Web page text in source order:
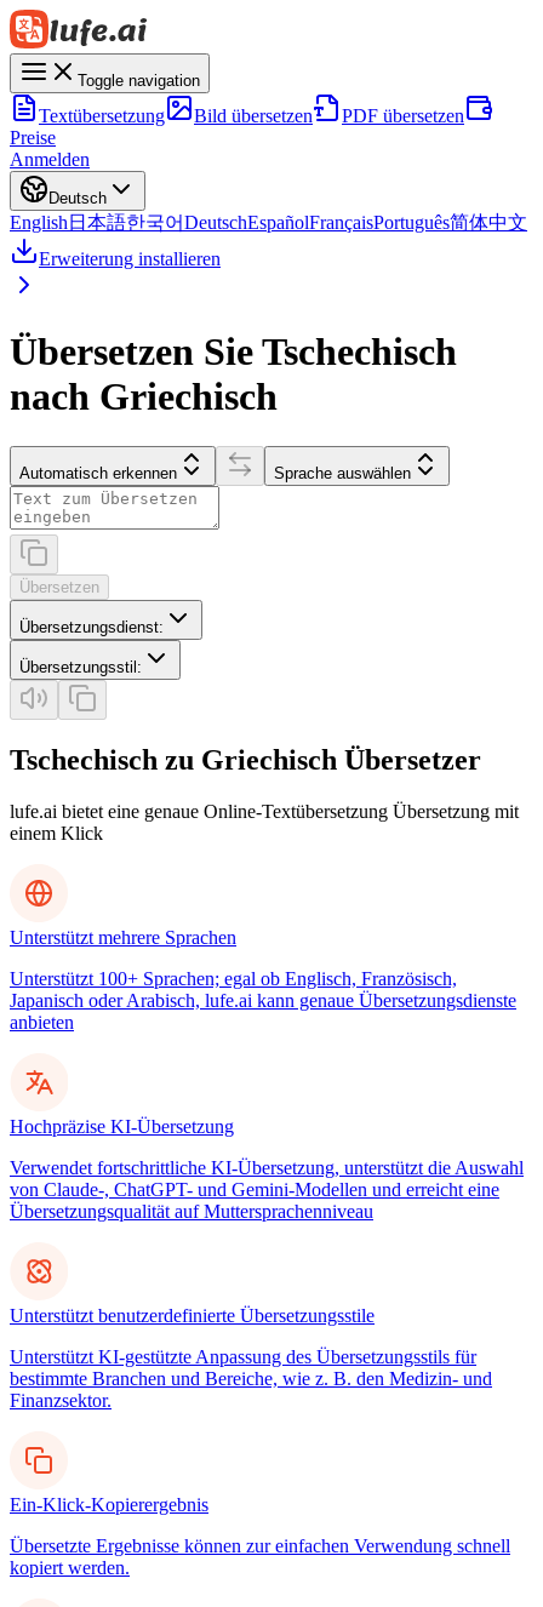
Toggle navigation
Textübersetzung Bild übersetzen
PDF übersetzen
Preise
Anmelden
Deutsch
English 日本語한국어DeutschEspañolFrançaisPortuguês简体中文
Erweiterung installieren
Übersetzen Sie Tschechisch
nach Griechisch
Automatisch erkennen Sprache auswählen
Übersetzen
Übersetzungsdienst:
Übersetzungsstil :
Tschechisch zu Griechisch Übersetzer
lufe.ai bietet eine genaue Online-Textübersetzung Übersetzung mit
einem Klick
Unterstützt mehrere Sprachen
Unterstützt 100+ Sprachen; egal ob Englisch, Französisch,
Japanisch oder Arabisch, lufe.ai kann genaue Übersetzungsdienste
anbieten
Hochpräzise KI-Übersetzung
Verwendet fortschrittliche KI-Übersetzung, unterstützt die Auswahl
von Claude-, ChatGPT- und Gemini-Modellen und erreicht eine
Übersetzungsqualität auf Muttersprachenniveau
Unterstützt benutzerdefinierte Übersetzungsstile
Unterstützt KI-gestützte Anpassung des Übersetzungsstils für
bestimmte Branchen und Bereiche, wie z. B. den Medizin- und
Finanzsektor.
Ein-Klick-Kopierergebnis
Übersetzte Ergebnisse können zur einfachen Verwendung schnell
kopiert werden.